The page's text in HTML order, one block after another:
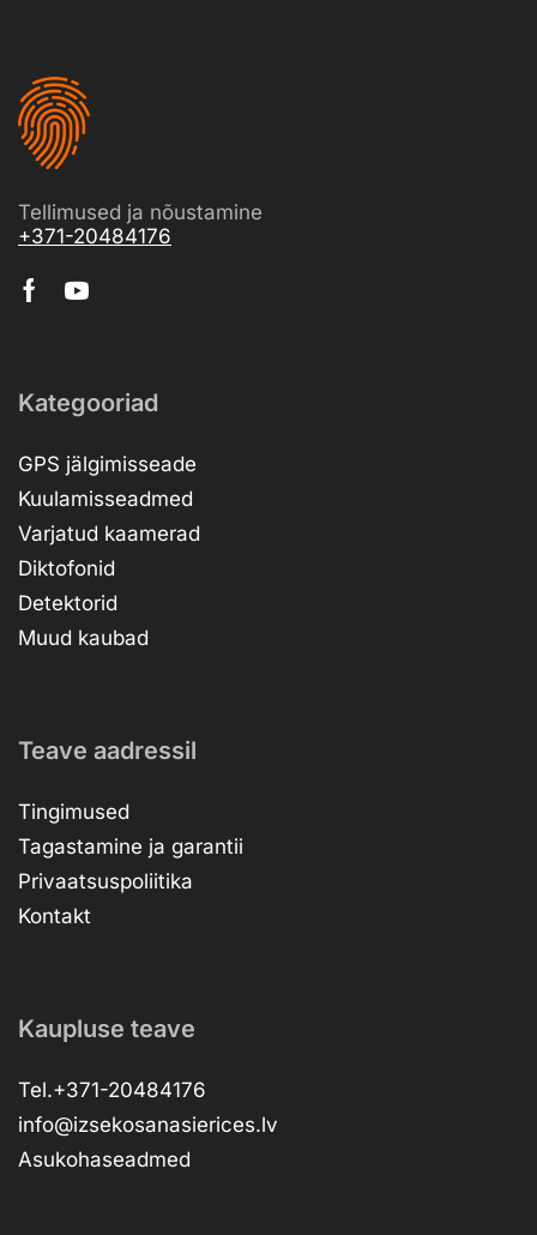
Tellimused ja nõustamine
+371-20484176
Kategooriad
GPS jälgimisseade
Kuulamisseadmed
Varjatud kaamerad
Diktofonid
Detektorid
Muud kaubad
Teave aadressil
Tingimused
Tagastamine ja garantii
Privaatsuspoliitika
Kontakt
Kaupluse teave
Tel.+371-20484176
info@izsekosanasierices.lv
Asukohaseadmed